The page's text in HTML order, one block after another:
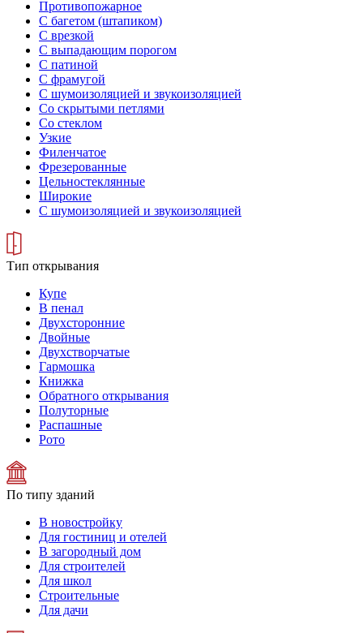
Противопожарное
С багетом (штапиком)
С врезкой
С выпадающим порогом
С патиной
С фрамугой
С шумоизоляцией и звукоизоляцией
Со скрытыми петлями
Со стеклом
Узкие
Филенчатое
Фрезерованные
Цельностеклянные
Широкие
С шумоизоляцией и звукоизоляцией
Тип открывания
Купе
В пенал
Двухсторонние
Двойные
Двухстворчатые
Гармошка
Книжка
Обратного открывания
Полуторные
Распашные
Рото
По типу зданий
В новостройку
Для гостиниц и отелей
В загородный дом
Для строителей
Для школ
Строительные
Для дачи